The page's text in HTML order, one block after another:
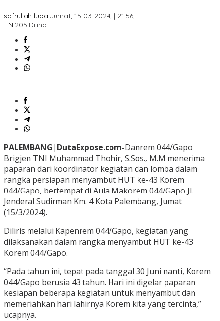
safrullah lubaiJumat, 15-03-2024, | 21:56,
TNI205 Dilihat
PALEMBANG| DutaExpose.com-Danrem 044/Gapo
Brigjen TNI Muhammad Thohir, S.Sos., M.M menerima
paparan dari koordinator kegiatan dan lomba dalam
rangka persiapan menyambut HUT ke-43 Korem
044/Gapo, bertempat di Aula Makorem 044/Gapo Jl.
Jenderal Sudirman Km. 4 Kota Palembang, Jumat
(15/3/2024).
Diliris melalui Kapenrem 044/Gapo, kegiatan yang
dilaksanakan dalam rangka menyambut HUT ke-43
Korem 044/Gapo.
“Pada tahun ini, tepat pada tanggal 30 Juni nanti, Korem
044/Gapo berusia 43 tahun. Hari ini digelar paparan
kesiapan beberapa kegiatan untuk menyambut dan
memeriahkan hari lahirnya Korem kita yang tercinta,”
ucapnya.